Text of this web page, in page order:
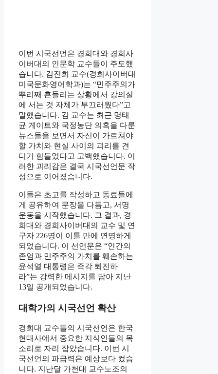
이번 시국선언은 경희대와 경희사
이버대의 인문학 교수들이 주도했
습니다. 김진희 교수(경희사이버대
미국문화영어학과)는 “민주주의가
뿌리째 흔들리는 상황에서 강의실
에 서는 것 자체가 부끄러웠다”고
말했습니다. 김 교수는 최근 명태
균 게이트와 국정농단 의혹을 다룬
뉴스들을 보면서 자신이 가르쳐야
할 가치와 현실 사이의 괴리를 견
디기 힘들었다고 고백했습니다. 이
러한 괴리감은 결국 시국선언문 작
성으로 이어졌습니다.
이들은 초고를 작성하고 동료들에
게 공유하여 문장을 다듬고, 서명
운동을 시작했습니다. 그 결과, 경
희대와 경희사이버대의 교수 및 연
구자 226명이 이틀 만에 연명하게
되었습니다. 이 선언문은 “인간의
존엄과 민주주의 가치를 훼손하는
윤석열 대통령은 즉각 퇴진하
라”는 강력한 메시지를 담아 지난
13일 공개되었습니다.
대학가의 시국선언 확산
경희대 교수들의 시국선언은 한국
현대사에서 중요한 지식인들의 목
소리로 자리 잡았습니다. 이번 시
국선언의 파급력은 예상보다 컸습
니다. 지난달 가천대 교수노조의